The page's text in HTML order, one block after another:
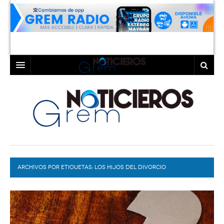
LAGUNA
TORREÓN
GÓMEZ PALACIO
LERDO
COAHUILA
DURANGO
DEPORTES
EXA
COLABORADORES
ARCHIVOS POR ETIQUETAS: LOS HIJOS DEL DIVORCIO